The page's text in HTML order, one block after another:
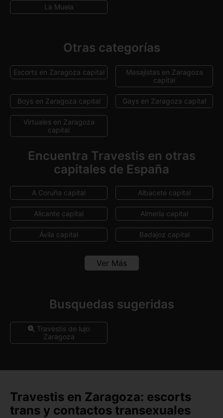
La Muela
Otras categorías
Escorts en Zaragoza capital
Masajistas en Zaragoza
capital
Boys en Zaragoza capital Gays en Zaragoza capital
Virtuales en Zaragoza
capital
Encuentra Travestis en otras
capitales de España
A Coruña capital Albacete capital
Alicante capital Almería capital
Ávila capital Badajoz capital
Barcelona capital
Córdoba capital
Huesca capital Jaén capital
Ver Más
Busquedas sugeridas
Travestis de lujo
Zaragoza
Travestis en Zaragoza: escorts
trans y contactos transexuales